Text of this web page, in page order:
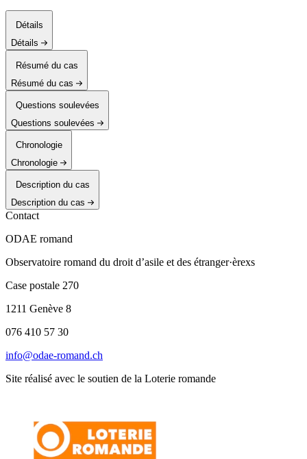
Détails
Détails
Résumé du cas
Résumé du cas
Questions soulevées
Questions soulevées
Chronologie
Chronologie
Description du cas
Description du cas
Contact
ODAE romand
Observatoire romand du droit d’asile et des étranger·èrexs
Case postale 270
1211 Genève 8
076 410 57 30
info@odae-romand.ch
Site réalisé avec le soutien de la Loterie romande